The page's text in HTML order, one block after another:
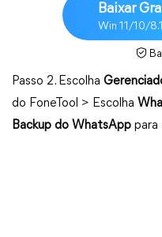
Baixar
Win 11/10/
Passo 2. Escolha
do FoneTool > Escolha
Backup do WhatsApp para